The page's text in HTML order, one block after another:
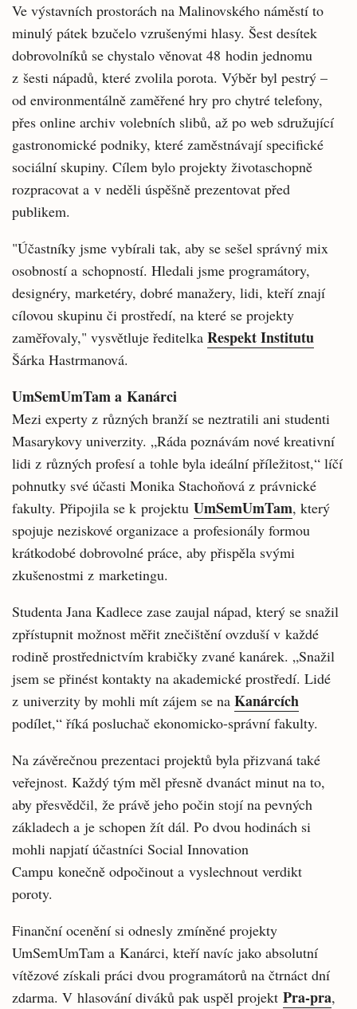
Ve výstavních prostorách na Malinovského náměstí to
minulý pátek bzučelo vzrušenými hlasy. Šest desítek
dobrovolníků se chystalo věnovat 48 hodin jednomu
z šesti nápadů, které zvolila porota. Výběr byl pestrý –
od environmentálně zaměřené hry pro chytré telefony,
přes online archiv volebních slibů, až po web sdružující
gastronomické podniky, které zaměstnávají specifické
sociální skupiny. Cílem bylo projekty životaschopně
rozpracovat a v neděli úspěšně prezentovat před
publikem.
"Účastníky jsme vybírali tak, aby se sešel správný mix
osobností a schopností. Hledali jsme programátory,
designéry, marketéry, dobré manažery, lidi, kteří znají
cílovou skupinu či prostředí, na které se projekty
zaměřovaly," vysvětluje ředitelka Respekt Institutu
Šárka Hastrmanová.
UmSemUmTam a Kanárci
Mezi experty z různých branží se neztratili ani studenti
Masarykovy univerzity. „Ráda poznávám nové kreativní
lidi z různých profesí a tohle byla ideální příležitost,“ líčí
pohnutky své účasti Monika Stachoňová z právnické
fakulty. Připojila se k projektu UmSemUmTam, který
spojuje neziskové organizace a profesionály formou
krátkodobé dobrovolné práce, aby přispěla svými
zkušenostmi z marketingu.
Studenta Jana Kadlece zase zaujal nápad, který se snažil
zpřístupnit možnost měřit znečištění ovzduší v každé
rodině prostřednictvím krabičky zvané kanárek. „Snažil
jsem se přinést kontakty na akademické prostředí. Lidé
z univerzity by mohli mít zájem se na Kanárcích
podílet,“ říká posluchač ekonomicko-správní fakulty.
Na závěrečnou prezentaci projektů byla přizvaná také
veřejnost. Každý tým měl přesně dvanáct minut na to,
aby přesvědčil, že právě jeho počin stojí na pevných
základech a je schopen žít dál. Po dvou hodinách si
mohli napjatí účastníci Social Innovation
Campu konečně odpočinout a vyslechnout verdikt
poroty.
Finanční ocenění si odnesly zmíněné projekty
UmSemUmTam a Kanárci, kteří navíc jako absolutní
vítězové získali práci dvou programátorů na čtrnáct dní
zdarma. V hlasování diváků pak uspěl projekt Pra-pra,